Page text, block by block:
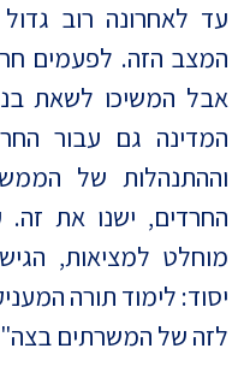
עד לאחרונה רוב
המצב הזה. לפעמים
אבל המשיכו לשאת
המדינה גם עבור
וההתנהלות של
החרדים, ישנו את זה.
מוחלט למציאות,
יסוד: לימוד תורה
לזה של המשרתים